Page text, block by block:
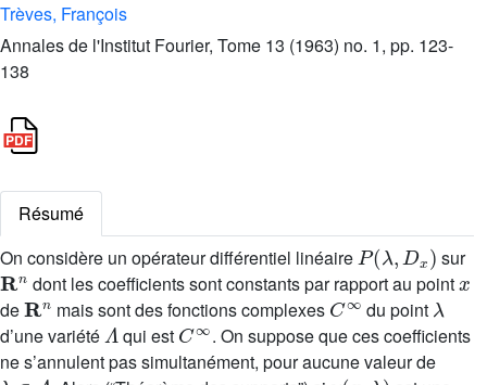
Trèves, François
Annales de l'Institut Fourier, Tome 13 (1963) no. 1, pp. 123-
138
Résumé
On considère un opérateur différentiel linéaire
P(λ,Dx)
sur
Rn
dont les coefficients sont constants par rapport au point
x
de
Rn
mais sont des fonctions complexes
C∞
du point
λ
d’une variété
Λ
qui est
C∞
. On suppose que ces coefficients
ne s’annulent pas simultanément, pour aucune valeur de
λ∈Λ ν(x,λ)